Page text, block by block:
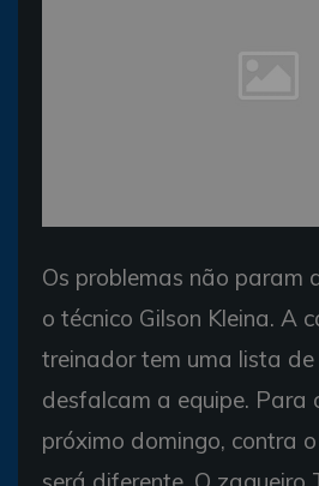
Os problemas não param
o técnico Gilson Kleina. A
treinador tem uma lista
desfalcam a equipe. Para
próximo domingo, contra